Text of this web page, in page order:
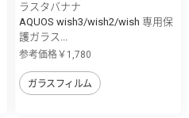
ラスタバナナ
AQUOS wish3/wish2/wish 専用保
護ガラス...
参考価格￥1,780
ガラスフィルム